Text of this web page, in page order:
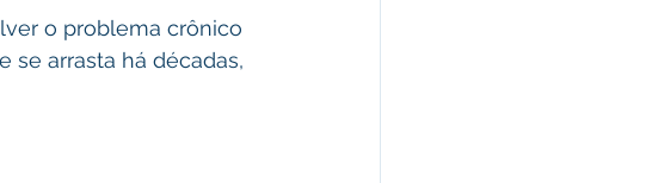
o problema crônico
se arrasta há décadas,